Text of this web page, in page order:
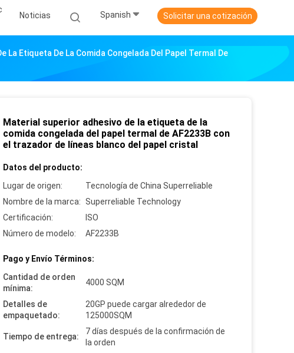
Noticias Spanish Solicitar una cotización
La Etiqueta De La Comida Congelada Del Papel Termal De
Material superior adhesivo de la etiqueta de la
comida congelada del papel termal de AF2233B con
el trazador de líneas blanco del papel cristal
Datos del producto:
Lugar de origen:
Tecnología de China Superreliable
Nombre de la marca: Superreliable Technology
Certificación:
ISO
Número de modelo:
AF2233B
Pago y Envío Términos:
Cantidad de orden
mínima:
4000 SQM
Detalles de
empaquetado:
20GP puede cargar alrededor de
125000SQM
Tiempo de entrega:
7 días después de la confirmación de
la orden